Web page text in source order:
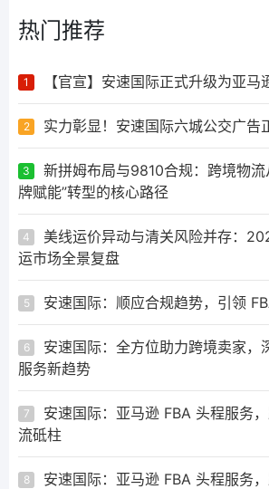
热门推荐
1 【官宣】安速国际正式升级为亚
2 实力彰显！安速国际六城公交广告
3
新拼姆布局与9810合规：跨境物流
牌赋能”转型的核心路径
4
美线运价异动与清关风险并存：
运市场全景复盘
5 安速国际：顺应合规趋势，引领
6
安速国际：全方位助力跨境卖家，
服务新趋势
7
安速国际：亚马逊 FBA 头程服务
流砥柱
8
安速国际：亚马逊 FBA 头程服务